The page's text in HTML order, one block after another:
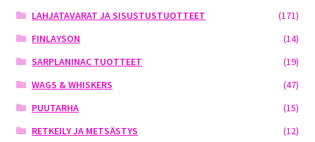
LAHJATAVARAT JA SISUSTUSTUOTTEET
(171)
FINLAYSON
(14)
SARPLANINAC TUOTTEET
(19)
WAGS & WHISKERS
(47)
PUUTARHA
(15)
RETKEILY JA METSÄSTYS
(12)